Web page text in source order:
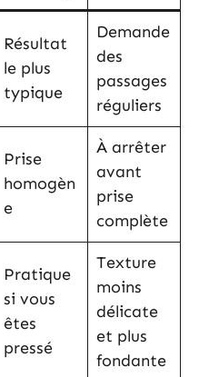
Résultat
le plus
typique
Demande
des
passages
réguliers
Prise
homogèn
e
À arrêter
avant
prise
complète
Pratique
si vous
êtes
pressé
Texture
moins
délicate
et plus
fondante